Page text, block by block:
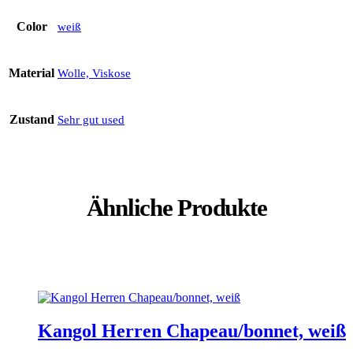
Color weiß
Material Wolle, Viskose
Zustand Sehr gut used
Ähnliche Produkte
Kangol Herren Chapeau/bonnet, weiß